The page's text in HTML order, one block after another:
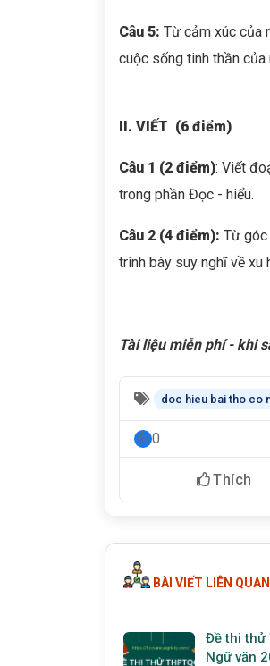
Câu 5: Từ cảm xúc của
cuộc sống tinh thần
II. VIẾT (6 điểm)
Câu 1 (2 điểm): Viết
trong phần Đọc - hiểu.
Câu 2 (4 điểm): Từ góc
trình bày suy nghĩ về xu
Tài liệu miễn phí - khi
doc hieu bai tho co
0
Thích
BÀI VIẾT LIÊN QUAN
Đề thi thử
Ngữ văn